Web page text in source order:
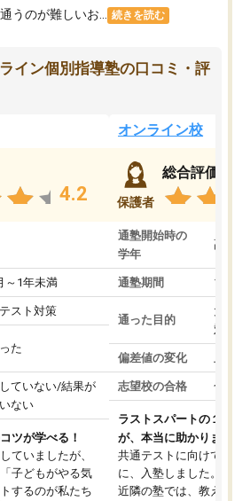
うのが難しいお... 続きを読む
イン個別指導塾の口コミ・評
4.2
～1年未満
スト対策
た
ていない/結果が
ない
ツが学べる！
ていましたが、
子どもがやる気
するのが私たち
オンライン校
保護者
総合評価
通塾開始時の
学年
高3
通塾期間 1～3
通った目的
大学
対策
偏差値の変化 上が
志望校の合格 合格
ラストスパートの１か月
が、本当に助かりました
共通テストに向けての追
に、入塾しました。田舎
近隣の塾では、教えても